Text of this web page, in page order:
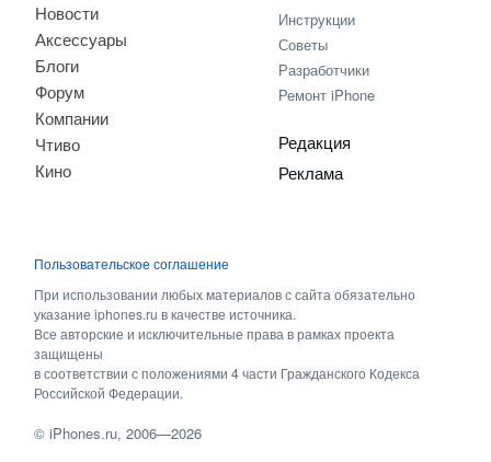
Новости
Аксессуары
Блоги
Форум
Компании
Чтиво
Кино
Инструкции
Советы
Разработчики
Ремонт iPhone
Редакция
Реклама
Пользовательское соглашение
При использовании любых материалов с сайта обязательно
указание iphones.ru в качестве источника.
Все авторские и исключительные права в рамках проекта
защищены
в соответствии с положениями 4 части Гражданского Кодекса
Российской Федерации.
©iPhones.ru, 2006—2026